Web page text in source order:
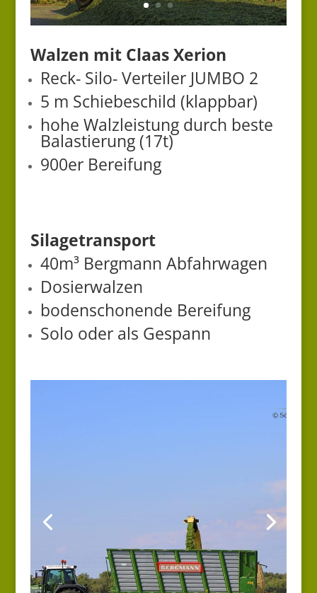
Walzen mit Claas Xerion
Reck- Silo- Verteiler JUMBO 2
5 m Schiebeschild (klappbar)
hohe Walzleistung durch beste
Balastierung (17t)
900er Bereifung
Silagetransport
40m³ Bergmann Abfahrwagen
Dosierwalzen
bodenschonende Bereifung
Solo oder als Gespann